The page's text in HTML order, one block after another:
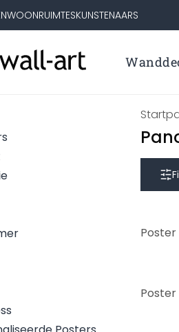
WOONRUIMTESKUNSTENAARS